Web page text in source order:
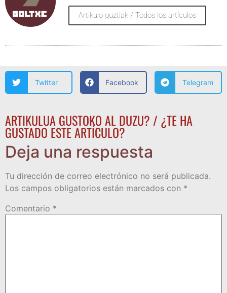
Artikulo guztiak / Todos los artículos
Twitter Facebook Telegram
ARTIKULUA GUSTOKO AL DUZU? / ¿TE HA
GUSTADO ESTE ARTÍCULO?
Deja una respuesta
Tu dirección de correo electrónico no será publicada.
Los campos obligatorios están marcados con *
Comentario *